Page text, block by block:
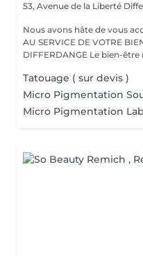
53, Avenue de la Liberté
Nous avons hâte de vous accueillir ! UN INSTITUT
AU SERVICE DE VOTRE
DIFFERDANGE Le
Tatouage ( sur devis )
Micro Pigmentation
Micro Pigmentation